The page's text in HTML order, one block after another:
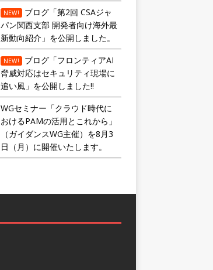
NEW!
ブログ「第2回 CSAジャ
パン関西支部 開発者向け海外最
新動向紹介」を公開しました。
NEW!
ブログ「フロンティアAI
脅威対応はセキュリティ現場に
追い風」を公開しました!!
WGセミナー「クラウド時代に
おけるPAMの活用とこれから」
（ガイダンスWG主催）を8月3
日（月）に開催いたします。